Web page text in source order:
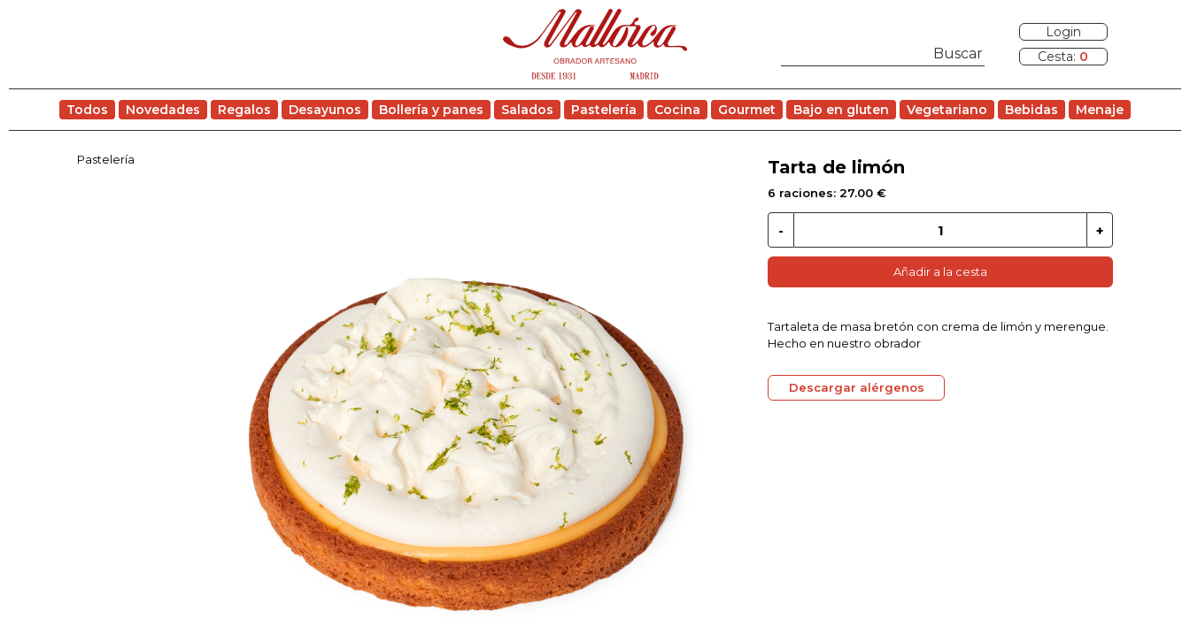
Login
Cesta: 0
Todos Novedades Regalos Desayunos Bollería y panes Salados Pastelería Cocina Gourmet Bajo en gluten Vegetariano Bebidas Menaje
Pastelería Tarta de limón
6 raciones: 27.00 €
Añadir a la cesta
Tartaleta de masa bretón con crema de limón y merengue.
Hecho en nuestro obrador
Descargar alérgenos